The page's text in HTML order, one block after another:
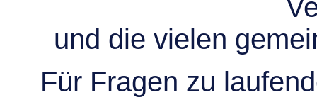
und die vielen
Für Fragen zu